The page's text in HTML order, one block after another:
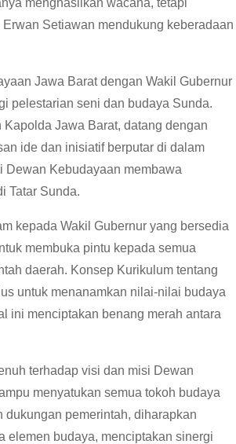
menghasilkan wacana, tetapi
Setiawan mendukung keberadaan
Jawa Barat dengan Wakil Gubernur
pelestarian seni dan budaya Sunda.
Jawa Barat, datang dengan
ide dan inisiatif berputar di dalam
Dewan Kebudayaan membawa
Tatar Sunda.
kepada Wakil Gubernur yang bersedia
membuka pintu kepada semua
daerah. Konsep Kurikulum tentang
untuk menanamkan nilai-nilai budaya
ini menciptakan benang merah antara
terhadap visi dan misi Dewan
menyatukan semua tokoh budaya
pemerintah, diharapkan
elemen budaya, menciptakan sinergi